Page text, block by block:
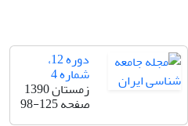
دوره 12،
شماره 4
زمستان 1390
صفحه98-125